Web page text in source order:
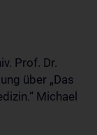
Prof. Dr.
über „Das
Michael